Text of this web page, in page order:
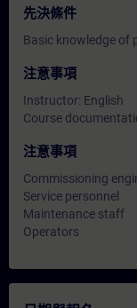
先決條件
Basic knowledge of
注意事項
Instructor: English
Course
注意事項
Commissioning
Service personnel
Maintenance staff
Operators